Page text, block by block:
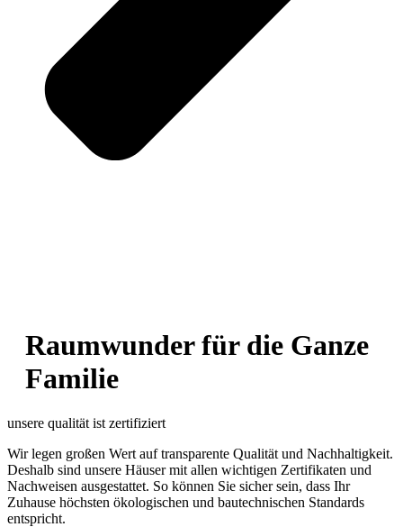
Raumwunder für die Ganze
Familie
unsere qualität ist zertifiziert
Wir legen großen Wert auf transparente Qualität und Nachhaltigkeit.
Deshalb sind unsere Häuser mit allen wichtigen Zertifikaten und
Nachweisen ausgestattet. So können Sie sicher sein, dass Ihr
Zuhause höchsten ökologischen und bautechnischen Standards
entspricht.